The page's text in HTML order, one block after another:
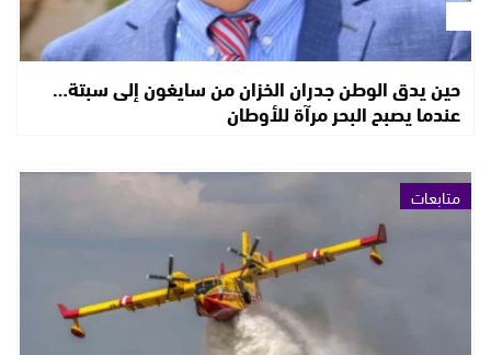
حين يدق الوطن جدران الخزان من سايغون إلى سبتة…
عندما يصبح البحر مرآة للأوطان
متابعات